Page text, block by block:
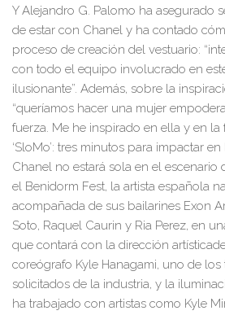
Y Alejandro G. Palomo ha asegurado
de estar con Chanel y ha contado
proceso de creación del vestuario: “
con todo el equipo involucrado en
ilusionante”. Además, sobre la
“queríamos hacer una mujer
fuerza. Me he inspirado en ella y en la
‘SloMo’: tres minutos para impactar en
Chanel no estará sola en el escenario
el Benidorm Fest, la artista española
acompañada de sus bailarines Exon
Soto, Raquel Caurin y Ria Perez, en
que contará con la dirección artística
coreógrafo Kyle Hanagami, uno de los
solicitados de la industria, y la
ha trabajado con artistas como Kyle